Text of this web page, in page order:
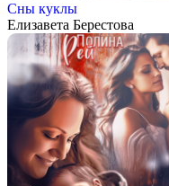
Сны куклы
Елизавета Берестова